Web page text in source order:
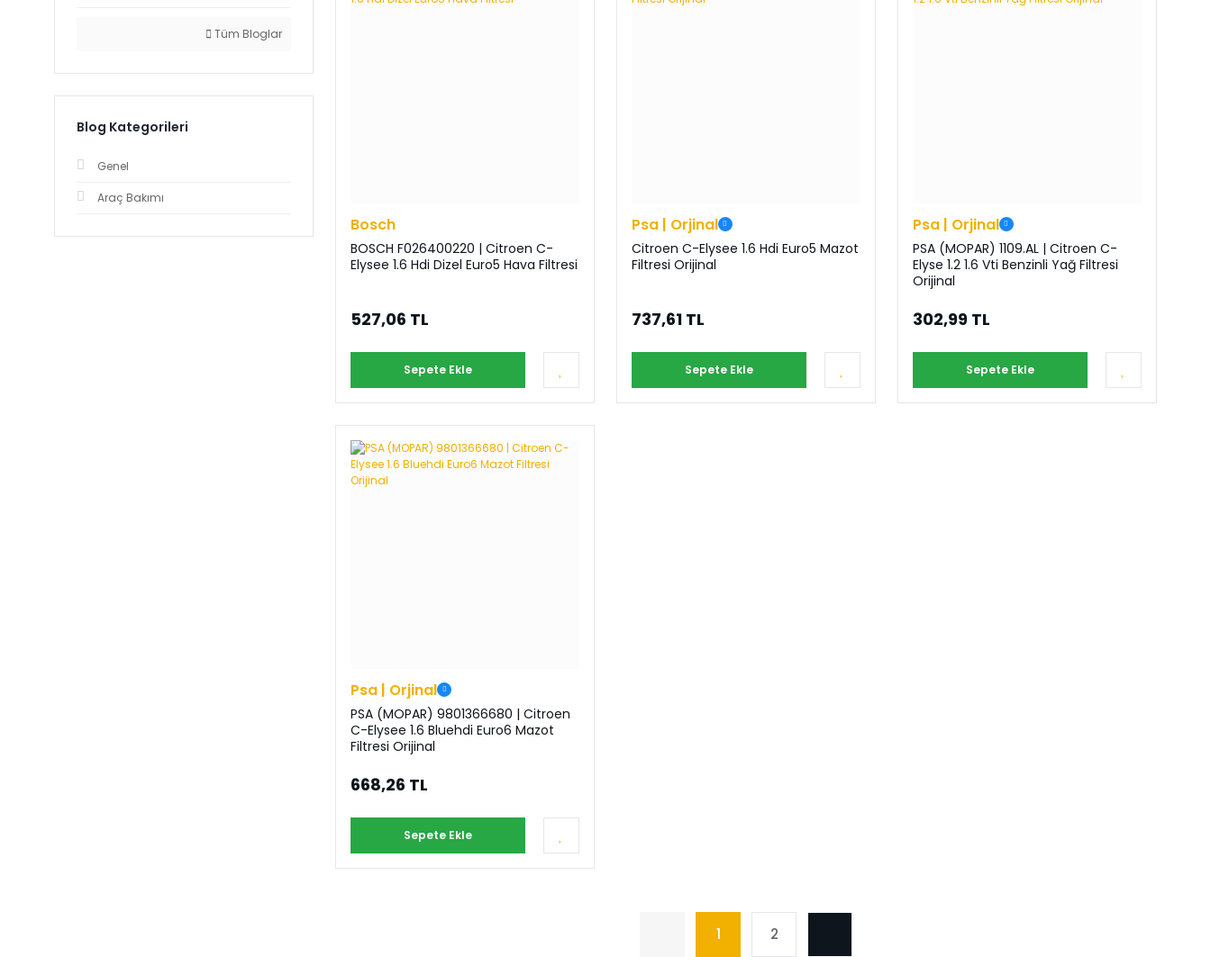
Tüm Bloglar
Blog Kategorileri
Genel
Araç Bakımı
Bosch
BOSCH F026400220 | Citroen C-
Elysee 1.6 Hdi Dizel Euro5 Hava Filtresi
527,06 TL
Sepete Ekle
Psa | Orjinal
Citroen C-Elysee 1.6 Hdi Euro5 Mazot
Filtresi Orijinal
737,61 TL
Sepete Ekle
Psa | Orjinal
PSA (MOPAR) 1109.AL | Citroen C-
Elyse 1.2 1.6 Vti Benzinli Yağ Filtresi
Orijinal
302,99 TL
Sepete Ekle
Psa | Orjinal
PSA (MOPAR) 9801366680 | Citroen
C-Elysee 1.6 Bluehdi Euro6 Mazot
Filtresi Orijinal
668,26 TL
Sepete Ekle
1 2